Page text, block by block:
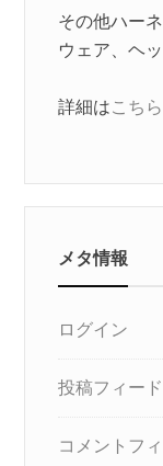
その他ハー
ウェア、ヘ
詳細はこちら
メタ情報
ログイン
投稿フィード
コメントフ